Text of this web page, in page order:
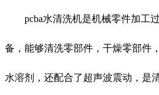
pcba水清洗机是机械零件加工
备，能够清洗零部件，干燥零部件
水溶剂，还配合了超声波震动，是